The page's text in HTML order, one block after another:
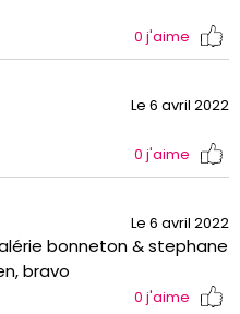
0 j'aime
Le 6 avril 2022
0 j'aime
Le 6 avril 2022
bonneton & stephane
bravo
0 j'aime